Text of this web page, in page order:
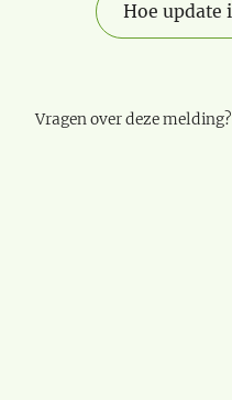
Hoe update
Vragen over deze